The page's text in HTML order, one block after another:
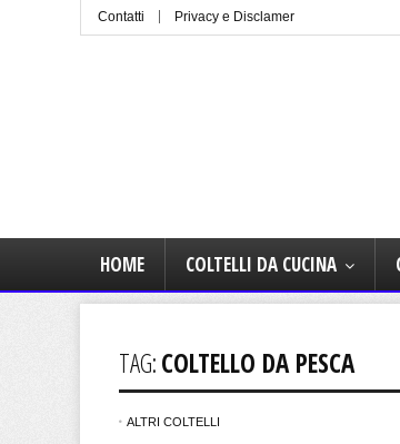
Contatti Privacy e Disclamer
HOME COLTELLI DA CUCINA
TAG:COLTELLO DA PESCA
ALTRI COLTELLI